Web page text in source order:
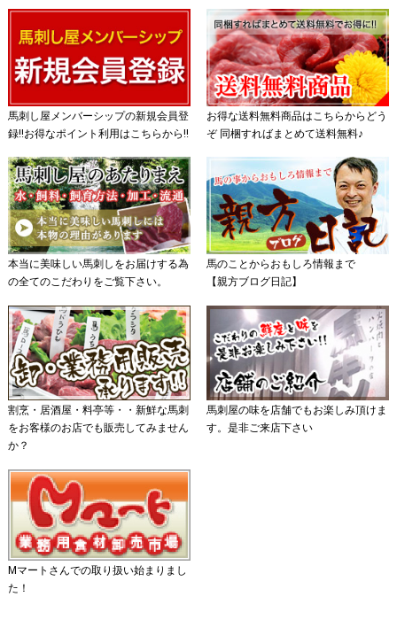
馬刺し屋メンバーシップの新規会員登
録!!お得なポイント利用はこちらから!!
お得な送料無料商品はこちらからどう
ぞ 同梱すればまとめて送料無料♪
本当に美味しい馬刺しをお届けする為
の全てのこだわりをご覧下さい。
馬のことからおもしろ情報まで
【親方ブログ日記】
割烹・居酒屋・料亭等・・新鮮な馬刺
をお客様のお店でも販売してみません
か？
馬刺屋の味を店舗でもお楽しみ頂けま
す。是非ご来店下さい
Mマートさんでの取り扱い始まりまし
た！